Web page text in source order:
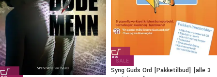
SALE
Syng Guds Ord [Pakketilbud] [alle 3